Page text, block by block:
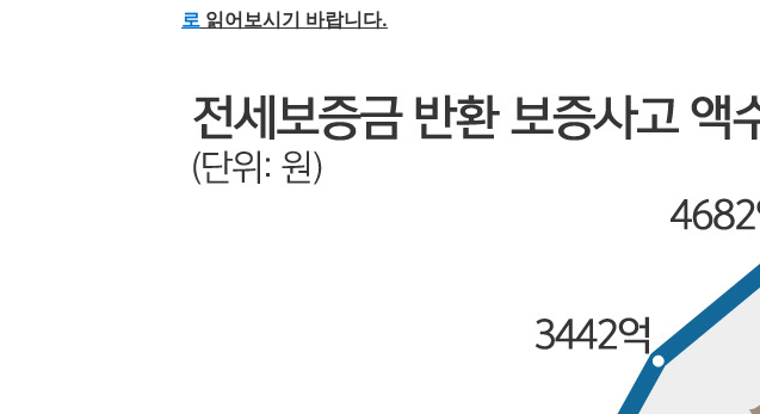
로 읽어보시기 바랍니다.